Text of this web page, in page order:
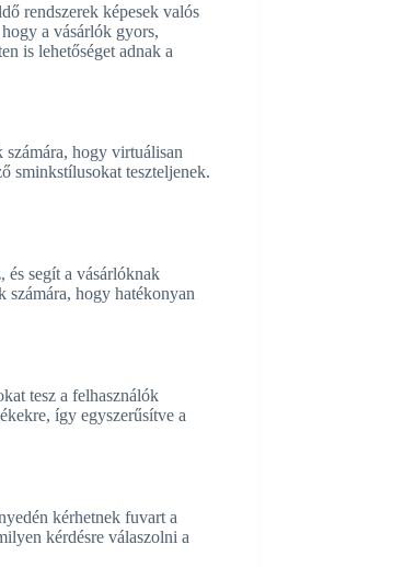
rendszerek képesek valós
a vásárlók gyors,
is lehetőséget adnak a
hogy virtuálisan
sminkstílusokat teszteljenek.
és segít a vásárlóknak
számára, hogy hatékonyan
tesz a felhasználók
így egyszerűsítve a
kérhetnek fuvart a
kérdésre válaszolni a